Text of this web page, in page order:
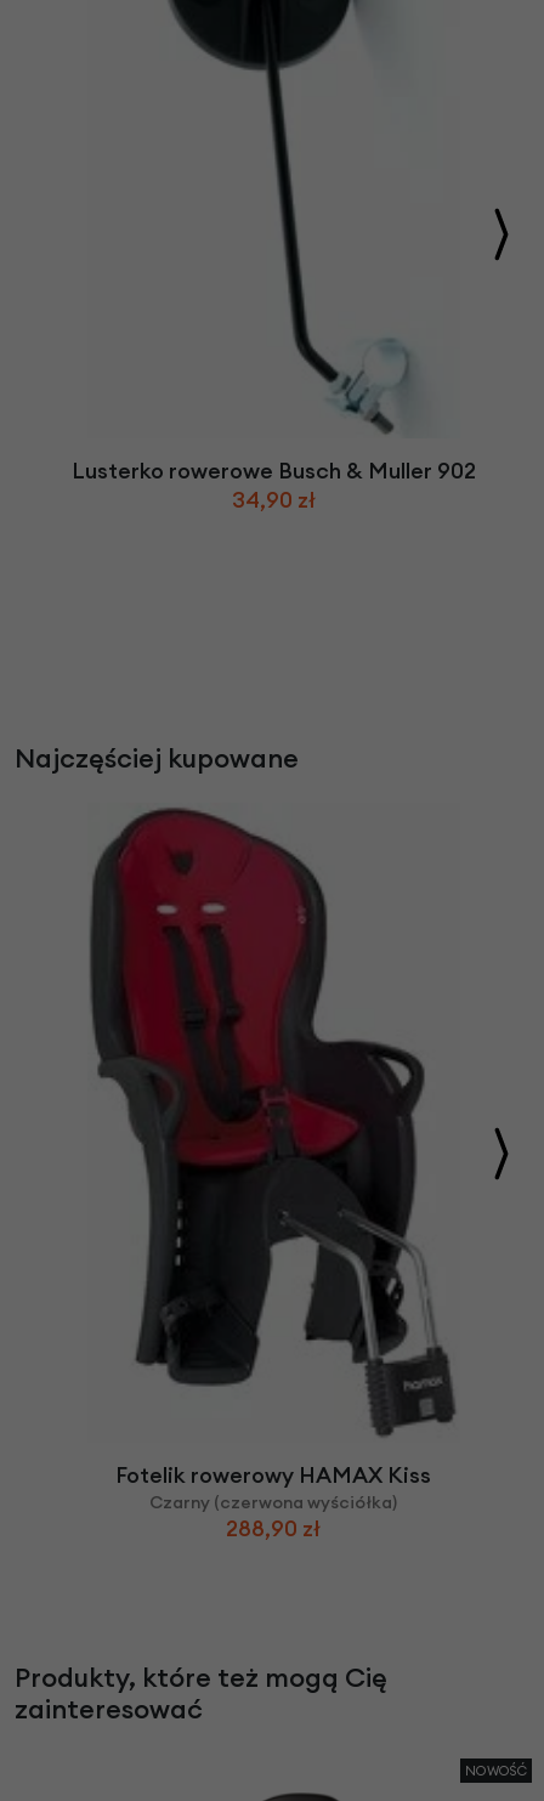
Lusterko rowerowe Busch & Muller 902
34,90 zł
Najczęściej kupowane
Fotelik rowerowy HAMAX Kiss
Czarny (czerwona wyściółka)
288,90 zł
Produkty, które też mogą Cię
zainteresować
NOWOŚĆ